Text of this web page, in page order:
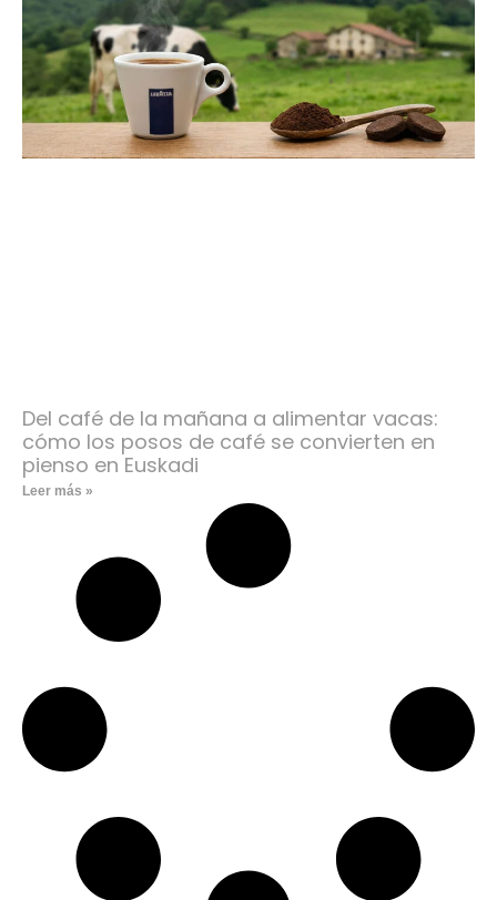
Del café de la mañana a alimentar vacas:
cómo los posos de café se convierten en
pienso en Euskadi
Leer más »